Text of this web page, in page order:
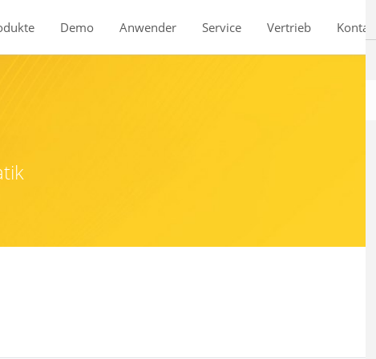
Demo Anwender Service Vertrieb Kontakt
Produkte
BauStatik